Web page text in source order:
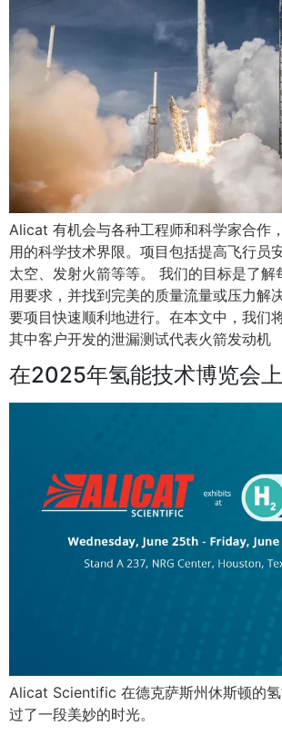
Alicat 有机会与各种工程师和科学家合作
用的科学技术界限。项目包括提高飞行员
太空、发射火箭等等。 我们的目标是了解
用要求，并找到完美的质量流量或压力解
要项目快速顺利地进行。在本文中，我们
其中客户开发的泄漏测试代表火箭发动机
在2025年氢能技术博览会
Alicat Scientific 在德克萨斯州休斯顿的
过了一段美妙的时光。